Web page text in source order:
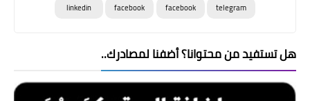
telegram
facebook
facebook
linkedin
هل تستفيد من محتوانا؟ أضفنا لمصادرك..